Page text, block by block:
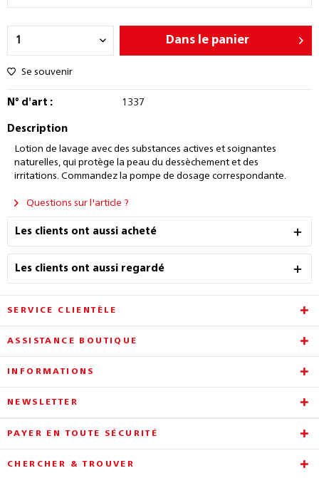
Dans le panier
Se souvenir
N° d'art : 1337
Description
Lotion de lavage avec des substances actives et soignantes
naturelles, qui protège la peau du dessèchement et des
irritations. Commandez la pompe de dosage correspondante.
Questions sur l'article ?
Les clients ont aussi acheté
Les clients ont aussi regardé
SERVICE CLIENTÈLE
ASSISTANCE BOUTIQUE
INFORMATIONS
NEWSLETTER
PAYER EN TOUTE SÉCURITÉ
CHERCHER & TROUVER